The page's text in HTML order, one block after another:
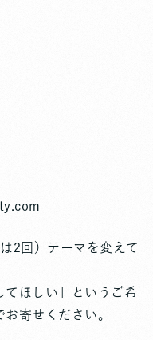
2回）テーマを変えて
てほしい」というご希
寄せください。